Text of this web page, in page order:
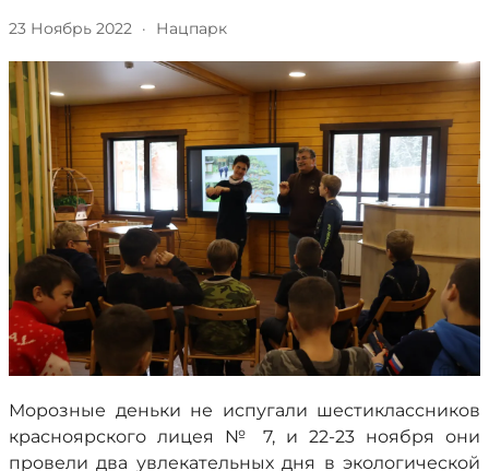
23 Ноябрь 2022 · Нацпарк
Морозные деньки не испугали шестиклассников
красноярского лицея № 7, и 22-23 ноября они
провели два увлекательных дня в экологической